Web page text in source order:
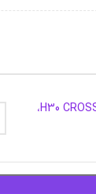
دیسک ترمز PFC سوراخ دار شیار دار چرخ عقب پژو 206 تیپ 5، H30 CROSS،